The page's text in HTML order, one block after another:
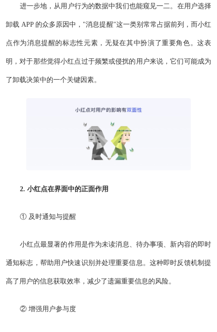
进一步地，从用户行为的数据中我们也能窥见一二。在用户选择
卸载 APP 的众多原因中，"消息提醒"这一类别常常占据前列，而小红
点作为消息提醒的标志性元素，无疑在其中扮演了重要角色。这表
明，对于那些觉得小红点过于频繁或侵扰的用户来说，它们可能成为
了卸载决策中的一个关键因素。
2. 小红点在界面中的正面作用
① 及时通知与提醒
小红点最显著的作用是作为未读消息、待办事项、新内容的即时
通知标志，帮助用户快速识别并处理重要信息。这种即时反馈机制提
高了用户的信息获取效率，减少了遗漏重要信息的风险。
② 增强用户参与度